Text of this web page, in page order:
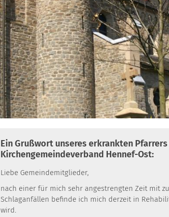
Ein Grußwort unseres erkrankten
Kirchengemeindeverband Hennef-Ost:
Liebe Gemeindemitglieder,
nach einer für mich sehr angestrengten Zeit mit
Schlaganfällen befinde ich mich derzeit in
wird.